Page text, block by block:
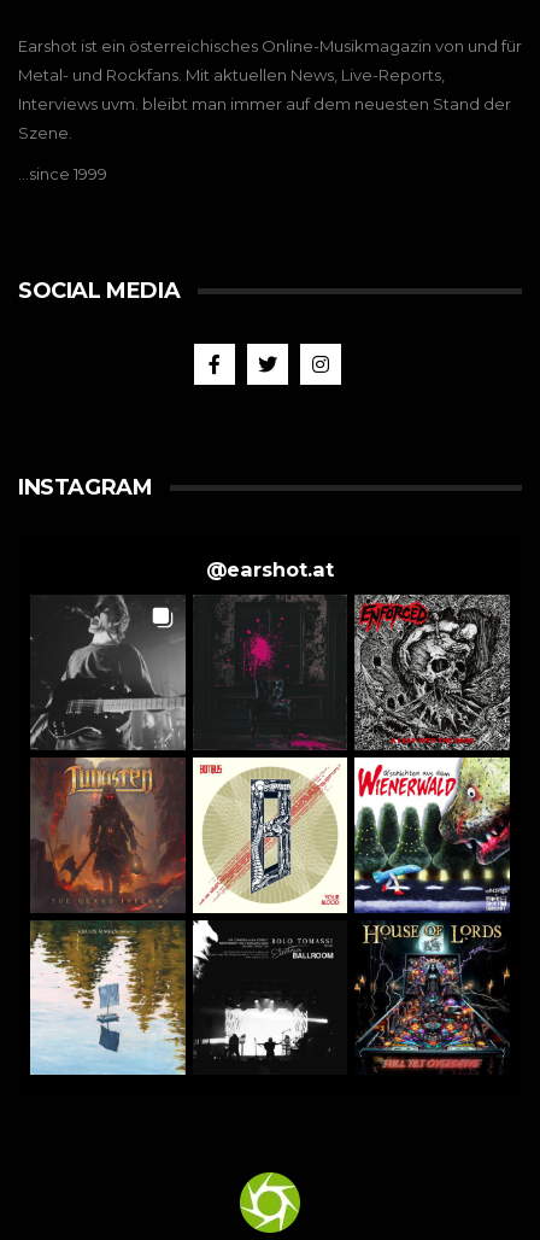
Earshot ist ein österreichisches Online-Musikmagazin von und für
Metal- und Rockfans. Mit aktuellen News, Live-Reports,
Interviews uvm. bleibt man immer auf dem neuesten Stand der
Szene.
…since 1999
SOCIAL MEDIA
INSTAGRAM
@earshot.at